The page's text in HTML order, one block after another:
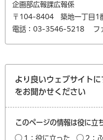
企画部広報課広報係
〒104-8404 築地一丁目1
電話：03-3546-5218
フ
より良いウェブサイト
をお聞かせください
このページの情報は役に立
1：役に立った
2：